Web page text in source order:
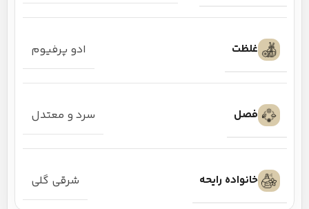
غلظت ادو پرفیوم
فصل سرد و معتدل
خانواده رایحه شرقی گلی